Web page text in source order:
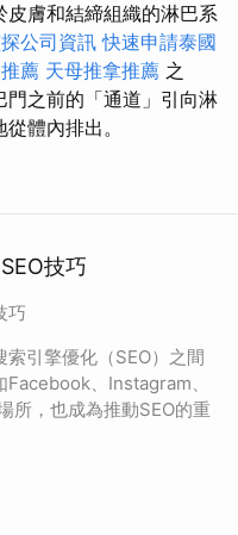
皮膚和結締組織的淋巴系
公司資訊 快速申請泰國
薦 天母推拿推薦 之
之前的「通道」引向淋
體內排出。
技巧
巧
引擎優化（SEO）之間
、Instagram、
所，也成為推動SEO的重